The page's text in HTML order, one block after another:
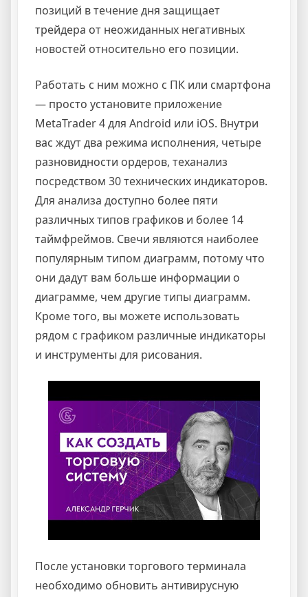
позиций в течение дня защищает
трейдера от неожиданных негативных
новостей относительно его позиции.
Работать с ним можно с ПК или смартфона
— просто установите приложение
MetaTrader 4 для Android или iOS. Внутри
вас ждут два режима исполнения, четыре
разновидности ордеров, теханализ
посредством 30 технических индикаторов.
Для анализа доступно более пяти
различных типов графиков и более 14
таймфреймов. Свечи являются наиболее
популярным типом диаграмм, потому что
они дадут вам больше информации о
диаграмме, чем другие типы диаграмм.
Кроме того, вы можете использовать
рядом с графиком различные индикаторы
и инструменты для рисования.
После установки торгового терминала
необходимо обновить антивирусную